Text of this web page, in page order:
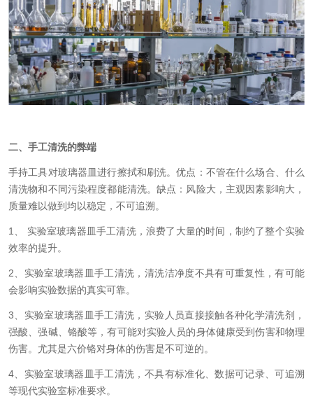
二、手工清洗的弊端
手持工具对玻璃器皿进行擦拭和刷洗。优点：不管在什么场合、什么
清洗物和不同污染程度都能清洗。缺点：风险大，主观因素影响大，
质量难以做到均以稳定，不可追溯。
1、 实验室玻璃器皿手工清洗，浪费了大量的时间，制约了整个实验
效率的提升。
2、实验室玻璃器皿手工清洗，清洗洁净度不具有可重复性，有可能
会影响实验数据的真实可靠。
3、实验室玻璃器皿手工清洗，实验人员直接接触各种化学清洗剂，
强酸、强碱、铬酸等，有可能对实验人员的身体健康受到伤害和物理
伤害。尤其是六价铬对身体的伤害是不可逆的。
4、实验室玻璃器皿手工清洗，不具有标准化、数据可记录、可追溯
等现代实验室标准要求。